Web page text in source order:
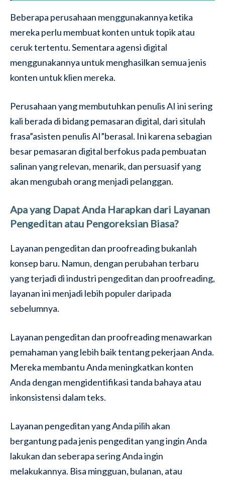
Beberapa perusahaan menggunakannya ketika
mereka perlu membuat konten untuk topik atau
ceruk tertentu. Sementara agensi digital
menggunakannya untuk menghasilkan semua jenis
konten untuk klien mereka.
Perusahaan yang membutuhkan penulis AI ini sering
kali berada di bidang pemasaran digital, dari situlah
frasa”asisten penulis AI”berasal. Ini karena sebagian
besar pemasaran digital berfokus pada pembuatan
salinan yang relevan, menarik, dan persuasif yang
akan mengubah orang menjadi pelanggan.
Apa yang Dapat Anda Harapkan dari Layanan
Pengeditan atau Pengoreksian Biasa?
Layanan pengeditan dan proofreading bukanlah
konsep baru. Namun, dengan perubahan terbaru
yang terjadi di industri pengeditan dan proofreading,
layanan ini menjadi lebih populer daripada
sebelumnya.
Layanan pengeditan dan proofreading menawarkan
pemahaman yang lebih baik tentang pekerjaan Anda.
Mereka membantu Anda meningkatkan konten
Anda dengan mengidentifikasi tanda bahaya atau
inkonsistensi dalam teks.
Layanan pengeditan yang Anda pilih akan
bergantung pada jenis pengeditan yang ingin Anda
lakukan dan seberapa sering Anda ingin
melakukannya. Bisa mingguan, bulanan, atau